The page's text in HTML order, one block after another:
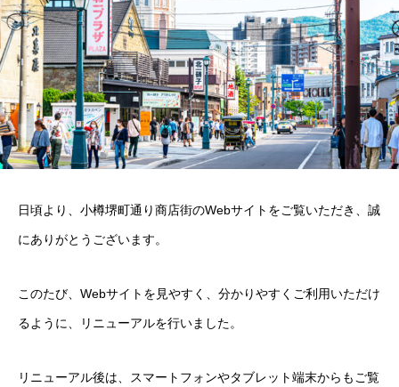
日頃より、小樽堺町通り商店街のWebサイトをご覧いただき、誠
にありがとうございます。
このたび、Webサイトを見やすく、分かりやすくご利用いただけ
るように、リニューアルを行いました。
リニューアル後は、スマートフォンやタブレット端末からもご覧